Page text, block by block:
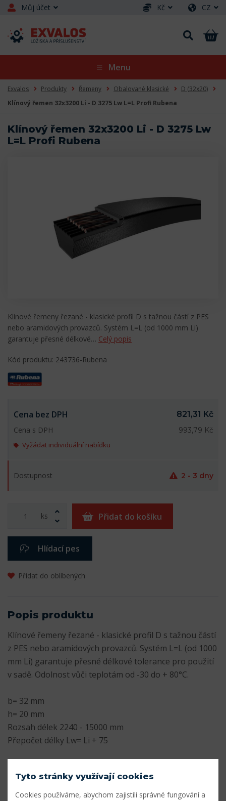
Můj účet Kč CZ
Menu
Exvalos Produkty Řemeny Obalované klasické
D (32x20)
Klínový řemen 32x3200 Li - D 3275 Lw L=L Profi Rubena
Klínový řemen 32x3200 Li - D 3275 Lw
L=L Profi Rubena
Klínové řemeny řezané - klasické profil D s tažnou částí z PES
nebo aramidových provazců. Systém L=L (od 1000 mm Li)
garantuje přesné délkové… Celý popis
Kód produktu: 243736-Rubena
Cena bez DPH
821,31 Kč
Cena s DPH
993,79 Kč
Vyžádat individuální nabídku
Dostupnost 2 - 3 dny
ks Přidat do košíku
Hlídací pes
Přidat do oblíbených
Popis produktu
Klínové řemeny řezané - klasické profil D s tažnou částí
z PES nebo aramidových provazců. Systém L=L (od 1000
mm Li) garantuje přesné délkové tolerance pro použití
v sadě. Odolnost vůči teplotám od -30 do + 80°C.
b= 32 mm
h= 20 mm
Rozsah délek 2240 - 15000 mm
Přepočet délky Lw= Li + 75
Tyto stránky využívají cookies
Cookies používáme, abychom zajistili správné fungování a